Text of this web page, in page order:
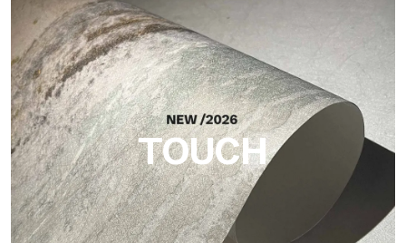
Craft
Acabado inspirado en las fibras naturales, con un relieve
esencial que aporta equilibrio, profundidad y una materialidad
elegante a la superficie.
TOUCH